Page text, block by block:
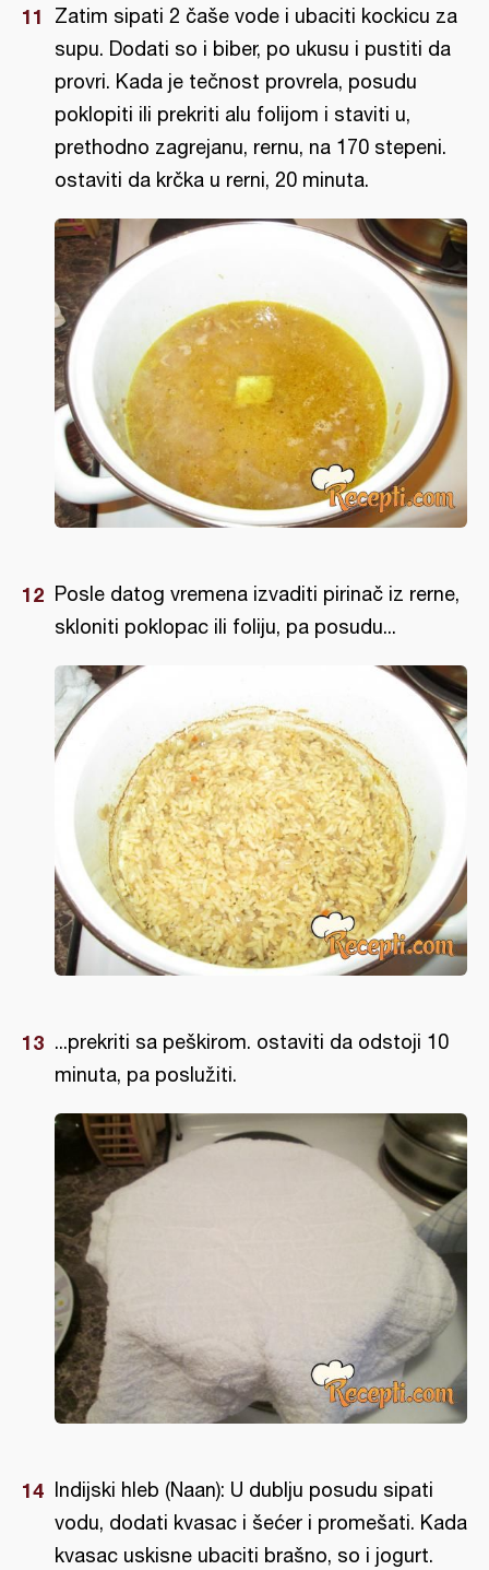
Zatim sipati 2 čaše vode i ubaciti kockicu za
supu. Dodati so i biber, po ukusu i pustiti da
provri. Kada je tečnost provrela, posudu
poklopiti ili prekriti alu folijom i staviti u,
prethodno zagrejanu, rernu, na 170 stepeni.
ostaviti da krčka u rerni, 20 minuta.
Posle datog vremena izvaditi pirinač iz rerne,
skloniti poklopac ili foliju, pa posudu...
...prekriti sa peškirom. ostaviti da odstoji 10
minuta, pa poslužiti.
Indijski hleb (Naan): U dublju posudu sipati
vodu, dodati kvasac i šećer i promešati. Kada
kvasac uskisne ubaciti brašno, so i jogurt.